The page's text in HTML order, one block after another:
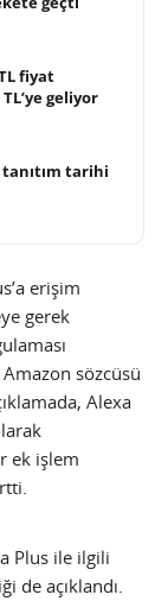
fiyat
geliyor
tanıtım tarihi
erişim
gerek
sözcüsü
Alexa
ek işlem
Plus ile ilgili
de açıklandı.